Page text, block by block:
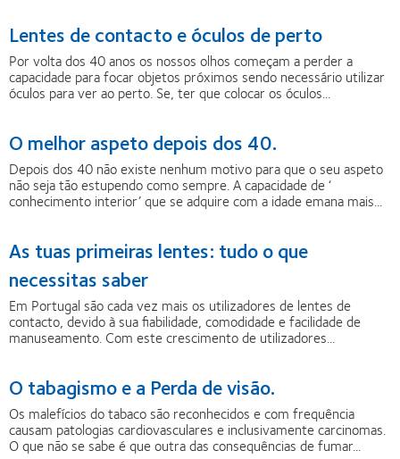
Lentes de contacto e óculos de perto
Por volta dos 40 anos os nossos olhos começam a perder a
capacidade para focar objetos próximos sendo necessário utilizar
óculos para ver ao perto. Se, ter que colocar os óculos...
O melhor aspeto depois dos 40.
Depois dos 40 não existe nenhum motivo para que o seu aspeto
não seja tão estupendo como sempre. A capacidade de ‘
conhecimento interior’ que se adquire com a idade emana mais...
As tuas primeiras lentes: tudo o que
necessitas saber
Em Portugal são cada vez mais os utilizadores de lentes de
contacto, devido à sua fiabilidade, comodidade e facilidade de
manuseamento. Com este crescimento de utilizadores...
O tabagismo e a Perda de visão.
Os malefícios do tabaco são reconhecidos e com frequência
causam patologias cardiovasculares e inclusivamente carcinomas.
O que não se sabe é que outra das consequências de fumar...